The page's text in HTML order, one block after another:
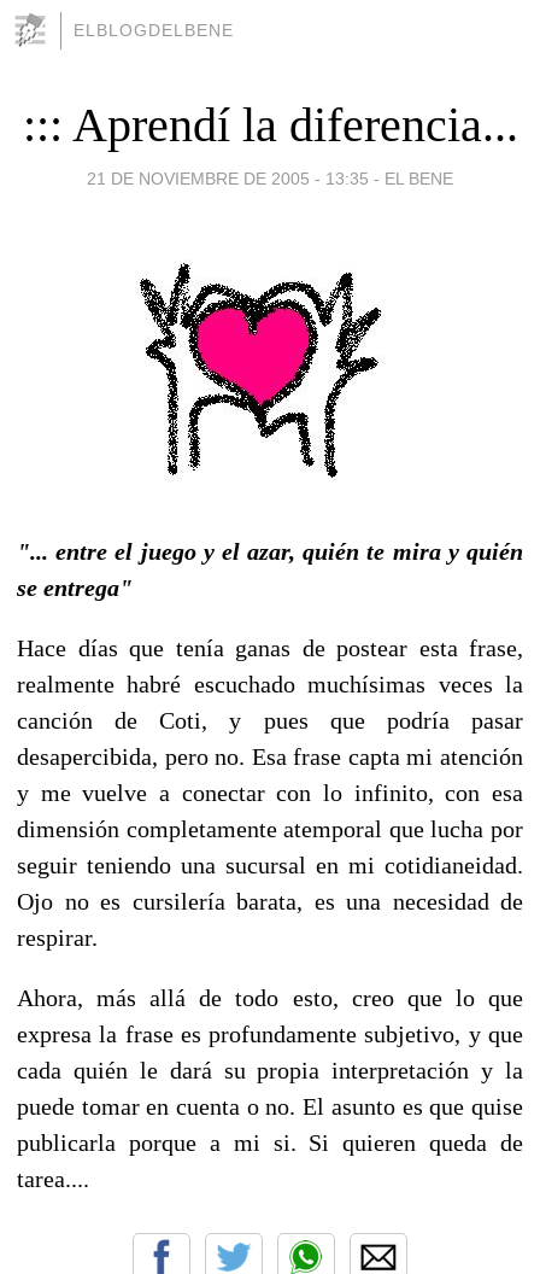
ELBLOGDELBENE
::: Aprendí la diferencia...
21 DE NOVIEMBRE DE 2005 - 13:35 - EL BENE
"... entre el juego y el azar, quién te mira y quién
se entrega"
Hace días que tenía ganas de postear esta frase,
realmente habré escuchado muchísimas veces la
canción de Coti, y pues que podría pasar
desapercibida, pero no. Esa frase capta mi atención
y me vuelve a conectar con lo infinito, con esa
dimensión completamente atemporal que lucha por
seguir teniendo una sucursal en mi cotidianeidad.
Ojo no es cursilería barata, es una necesidad de
respirar.
Ahora, más allá de todo esto, creo que lo que
expresa la frase es profundamente subjetivo, y que
cada quién le dará su propia interpretación y la
puede tomar en cuenta o no. El asunto es que quise
publicarla porque a mi si. Si quieren queda de
tarea....